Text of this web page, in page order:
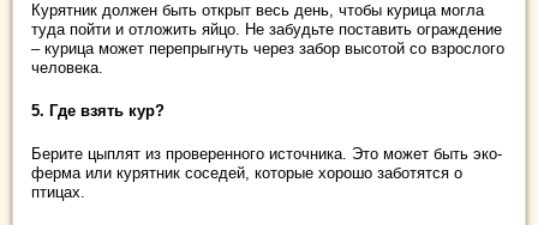
Курятник должен быть открыт весь день, чтобы курица могла
туда пойти и отложить яйцо. Не забудьте поставить ограждение
– курица может перепрыгнуть через забор высотой со взрослого
человека.
5. Где взять кур?
Берите цыплят из проверенного источника. Это может быть эко-
ферма или курятник соседей, которые хорошо заботятся о
птицах.